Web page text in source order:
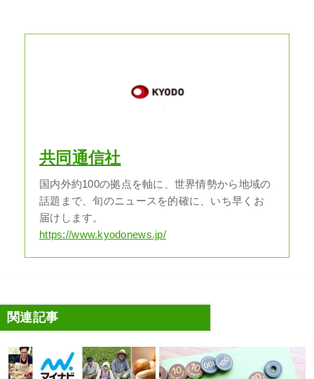
共同通信社
国内外約100の拠点を軸に、世界情勢から地域の
話題まで、旬のニュースを的確に、いち早くお
届けします。
https://www.kyodonews.jp/
関連記事